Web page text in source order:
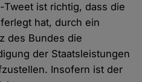
Tweet ist richtig, dass die
hat, durch ein
des Bundes die
der Staatsleistungen
Insofern ist der